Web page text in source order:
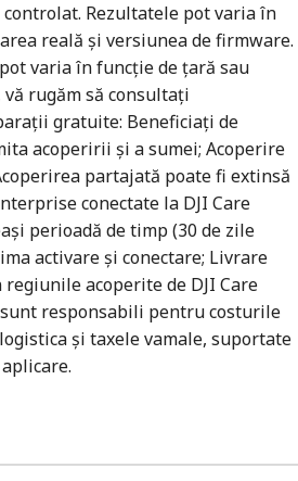
Rezultatele pot varia în
reală și versiunea de firmware.
varia în funcție de țară sau
rugăm să consultați
gratuite: Beneficiați de
acoperirii și a sumei; Acoperire
partajată poate fi extinsă
conectate la DJI Care
perioadă de timp (30 de zile
activare și conectare; Livrare
acoperite de DJI Care
responsabili pentru costurile
și taxele vamale, suportate